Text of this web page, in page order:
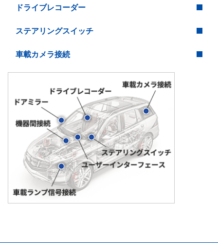
ドライブレコーダー
ステアリングスイッチ
車載カメラ接続